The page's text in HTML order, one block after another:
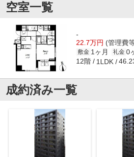
空室一覧
-
22.7万円 (管理費
敷金 1ヶ月 礼金 0
12階 1LDK
成約済み一覧